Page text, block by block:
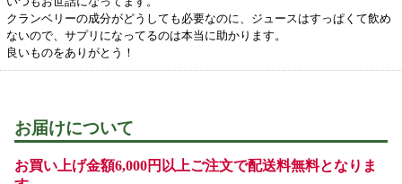
クランベリーの成分がどうしても必要なのに、ジュースはすっぱくて飲め
ないので、サプリになってるのは本当に助かります。
良いものをありがとう！